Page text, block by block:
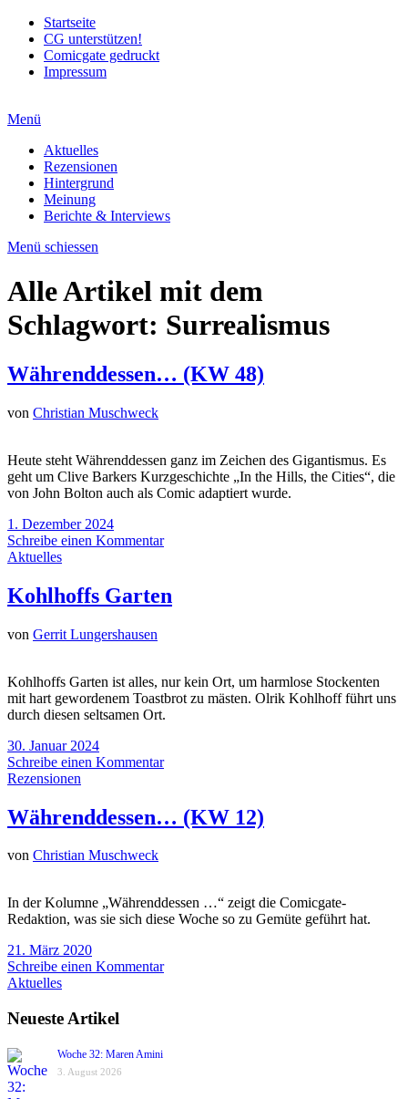
Startseite
CG unterstützen!
Comicgate gedruckt
Impressum
Menü
Aktuelles
Rezensionen
Hintergrund
Meinung
Berichte & Interviews
Menü schiessen
Alle Artikel mit dem
Schlagwort: Surrealismus
Währenddessen… (KW 48)
von Christian Muschweck
Heute steht Währenddessen ganz im Zeichen des Gigantismus. Es
geht um Clive Barkers Kurzgeschichte „In the Hills, the Cities“, die
von John Bolton auch als Comic adaptiert wurde.
1. Dezember 2024
Schreibe einen Kommentar
Aktuelles
Kohlhoffs Garten
von Gerrit Lungershausen
Kohlhoffs Garten ist alles, nur kein Ort, um harmlose Stockenten
mit hart gewordenem Toastbrot zu mästen. Olrik Kohlhoff führt uns
durch diesen seltsamen Ort.
30. Januar 2024
Schreibe einen Kommentar
Rezensionen
Währenddessen… (KW 12)
von Christian Muschweck
In der Kolumne „Währenddessen …“ zeigt die Comicgate-
Redaktion, was sie sich diese Woche so zu Gemüte geführt hat.
21. März 2020
Schreibe einen Kommentar
Aktuelles
Neueste Artikel
Woche 32: Maren Amini
3. August 2026